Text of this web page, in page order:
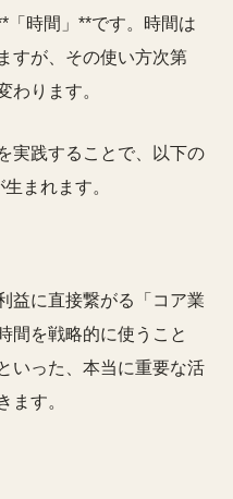
「時間」**です。時間は
すが、その使い方次第
わります。
実践することで、以下の
まれます。
益に直接繋がる「コア業
間を戦略的に使うこと
いった、本当に重要な活
ます。